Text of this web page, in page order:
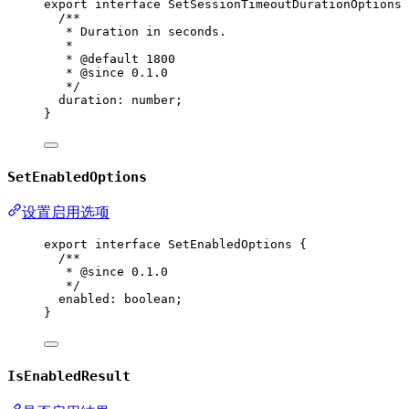
export interface SetSessionTimeoutDurationOptions
/**
* Duration in seconds.
*
* @default
1800
* @since 0.1.0
*/
duration : number ;
}
SetEnabledOptions
设置启用选项
export interface SetEnabledOptions {
/**
* @since 0.1.0
*/
enabled : boolean ;
}
IsEnabledResult